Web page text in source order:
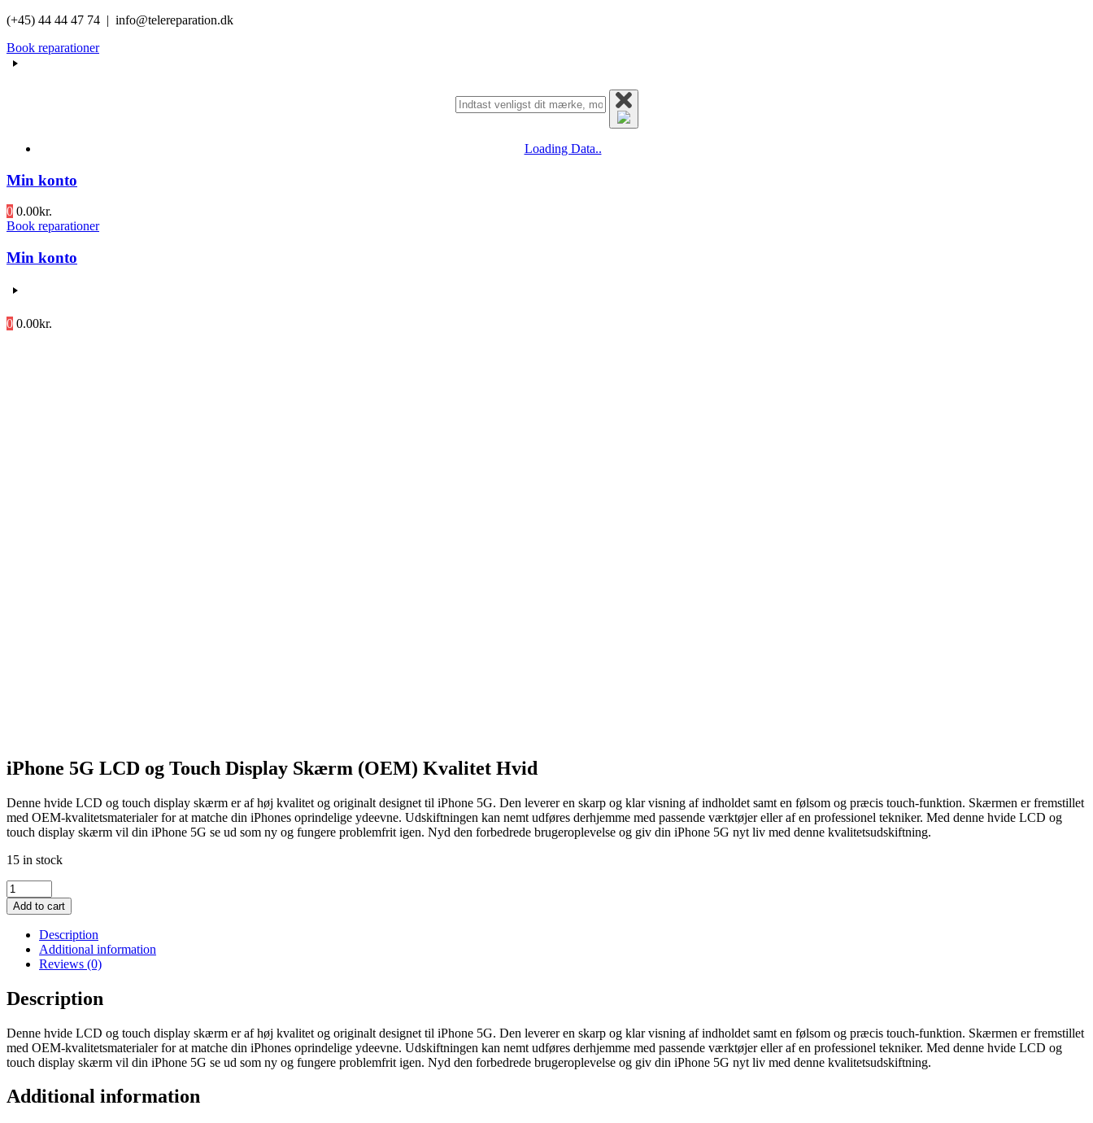
Videre
indhold
(+45) 44 44 47 74 | info@telereparation.dk
Book reparationer
Loading Data..
Min konto
0 0.00kr.
Book reparationer
Min konto
0 0.00kr.
iPhone 5G LCD og Touch Display Skærm (OEM) Kvalitet Hvid
Denne hvide LCD og touch display skærm er af høj kvalitet og originalt designet til iPhone 5G. Den leverer en skarp og klar visning af indholdet samt en følsom og præcis touch-funktion. Skærmen er fremstillet
med OEM-kvalitetsmaterialer for at matche din iPhones oprindelige ydeevne. Udskiftningen kan nemt udføres derhjemme med passende værktøjer eller af en professionel tekniker. Med denne hvide LCD og
touch display skærm vil din iPhone 5G se ud som ny og fungere problemfrit igen. Nyd den forbedrede brugeroplevelse og giv din iPhone 5G nyt liv med denne kvalitetsudskiftning.
15 in stock
iPhone
5G
LCD
Touch
Display
Skærm
(OEM)
Kvalitet
quantity
Add to cart
Description
Additional information
Reviews (0)
Description
Denne hvide LCD og touch display skærm er af høj kvalitet og originalt designet til iPhone 5G. Den leverer en skarp og klar visning af indholdet samt en følsom og præcis touch-funktion. Skærmen er fremstillet
med OEM-kvalitetsmaterialer for at matche din iPhones oprindelige ydeevne. Udskiftningen kan nemt udføres derhjemme med passende værktøjer eller af en professionel tekniker. Med denne hvide LCD og
touch display skærm vil din iPhone 5G se ud som ny og fungere problemfrit igen. Nyd den forbedrede brugeroplevelse og giv din iPhone 5G nyt liv med denne kvalitetsudskiftning.
Additional information